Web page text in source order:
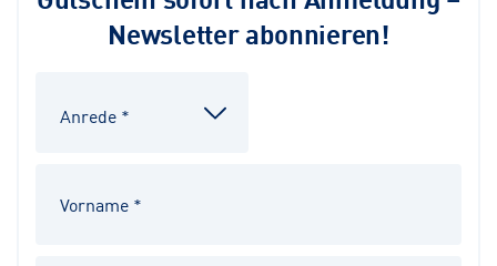
Newsletter abonnieren!